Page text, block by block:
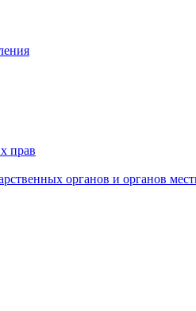
прав
органов и органов